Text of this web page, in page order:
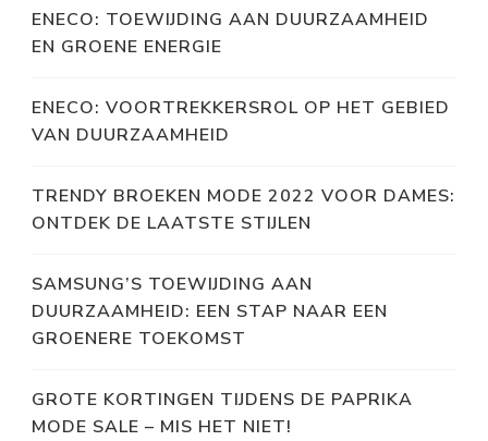
ENECO: TOEWIJDING AAN DUURZAAMHEID
EN GROENE ENERGIE
ENECO: VOORTREKKERSROL OP HET GEBIED
VAN DUURZAAMHEID
TRENDY BROEKEN MODE 2022 VOOR DAMES:
ONTDEK DE LAATSTE STIJLEN
SAMSUNG’S TOEWIJDING AAN
DUURZAAMHEID: EEN STAP NAAR EEN
GROENERE TOEKOMST
GROTE KORTINGEN TIJDENS DE PAPRIKA
MODE SALE – MIS HET NIET!